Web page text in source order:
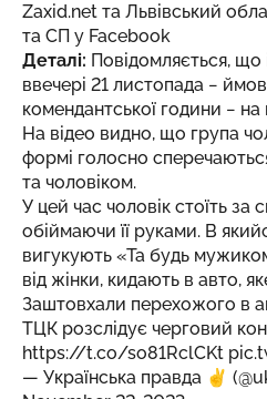
Zaxid.net та Львівський
та СП у Facebook
Деталі: Повідомляється, що
ввечері 21 листопада −
комендантської години −
На відео видно, що група
формі голосно
та чоловіком.
У цей час чоловік стоїть за
обіймаючи її руками. В
вигукують «Та будь
від жінки, кидають в авто,
Заштовхали перехожого в
ТЦК розслідує черговий
https://t.co/so81RclCKt
— Українська правда ✌️